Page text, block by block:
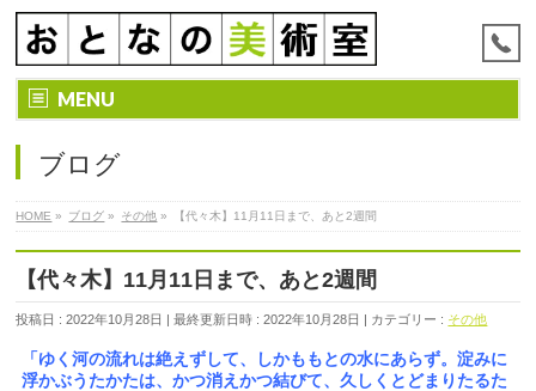
MENU
ブログ
HOME » ブログ » その他 » 【代々木】11月11日まで、あと2週間
【代々木】11月11日まで、あと2週間
投稿日 : 2022年10月28日 最終更新日時 : 2022年10月28日 カテゴリー : その他
「ゆく河の流れは絶えずして、しかももとの水にあらず。淀みに
浮かぶうたかたは、かつ消えかつ結びて、久しくとどまりたるた